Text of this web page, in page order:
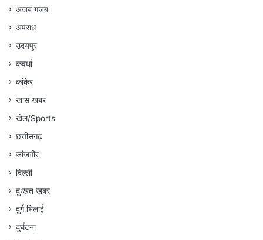
अजब गजब
अपराध
उदयपुर
कवर्धा
कांकेर
खास खबर
खेल/Sports
छत्तीसगढ़
जांजगीर
दिल्ली
दुःखत खबर
दुर्ग भिलाई
दुर्घटना